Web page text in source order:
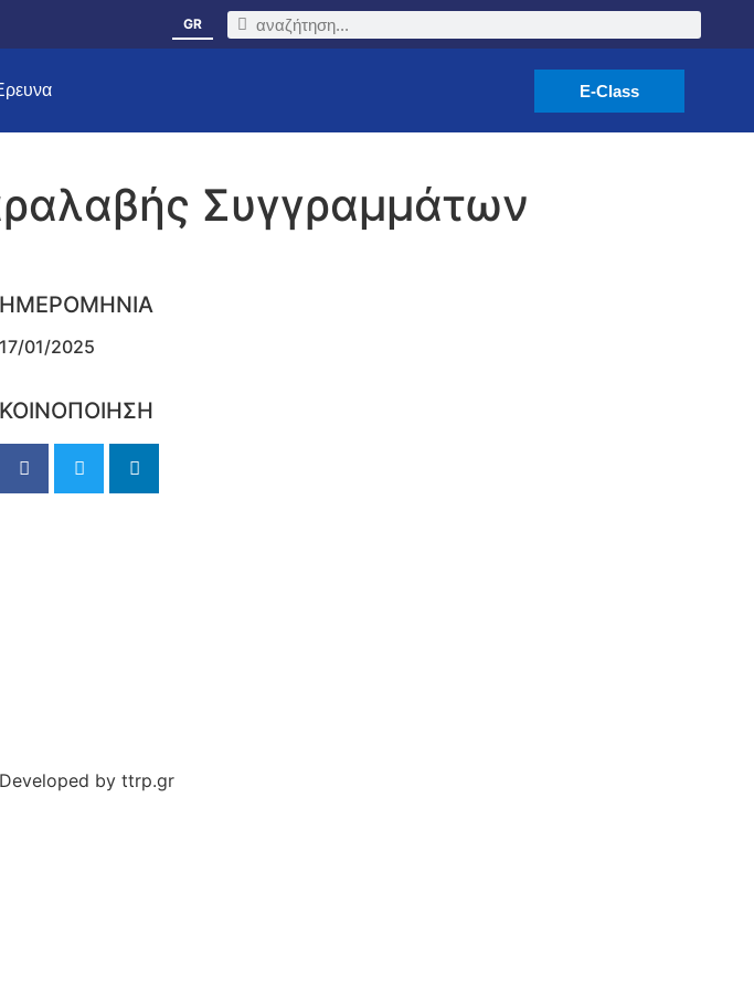
GR
E-Class
Συγγραμμάτων
ΗΜΕΡΟΜΗΝΙΑ
17/01/2025
ΚΟΙΝΟΠΟΙΗΣΗ
Developed by ttrp.gr